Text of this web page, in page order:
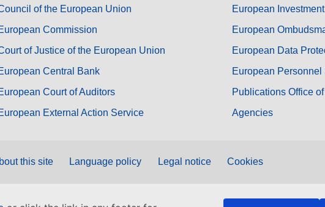
of the European Union
Commission
of Justice of the European Union
Central Bank
Court of Auditors
External Action Service
European
European
European Data
European
Publications Office
Agencies
this site Language policy Legal notice Cookies